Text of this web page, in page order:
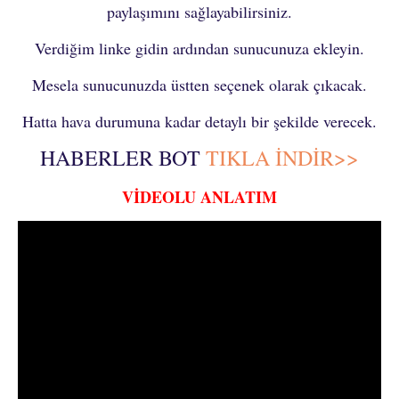
paylaşımını sağlayabilirsiniz.
Verdiğim linke gidin ardından sunucunuza ekleyin.
Mesela sunucunuzda üstten seçenek olarak çıkacak.
Hatta hava durumuna kadar detaylı bir şekilde verecek.
HABERLER BOTTIKLA İNDİR>>
VİDEOLU ANLATIM